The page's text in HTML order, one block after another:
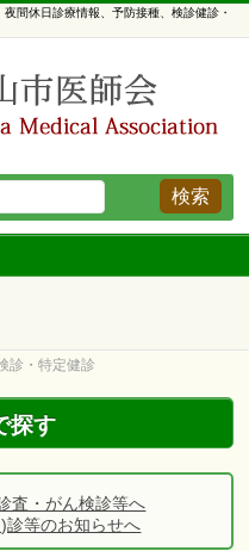
間休日診療情報、予防接種、検診健診・
診・特定健診
探す
査・がん検診等へ
等のお知らせへ